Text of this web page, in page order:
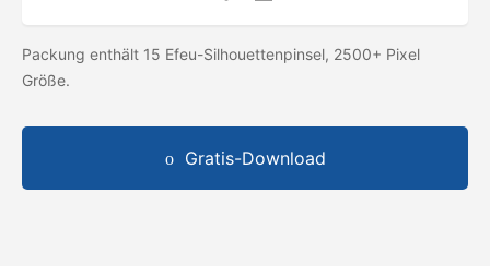
Packung enthält 15 Efeu-Silhouettenpinsel, 2500+ Pixel
Größe.
Gratis-Download